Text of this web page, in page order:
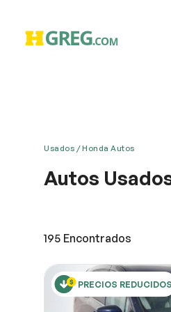
Usados Honda Autos
Autos
espacio tanto delante
rendimiento es su
195 Encontrados
PRECIOS REDUCIDOS